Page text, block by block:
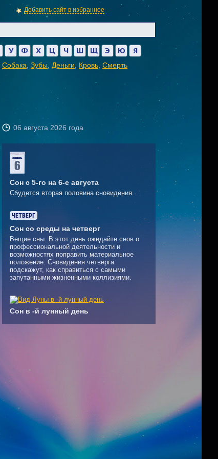
Добавить сайт в избранное
У Ф Х Ц Ч Ш Щ Э Ю Я
Собака Зубы Деньги Кровь Смерть
06 августа 2026 года
Сон с 5-го на 6-е августа
Сбудется вторая половина сновидения.
Сон со среды на четверг
Вещие сны. В этот день ожидайте снов о
профессиональной деятельности и
возможностях поправить материальное
положение. Сновидения четверга
подскажут, как справиться с самыми
запутанными жизненными коллизиями.
Сон в -й лунный день